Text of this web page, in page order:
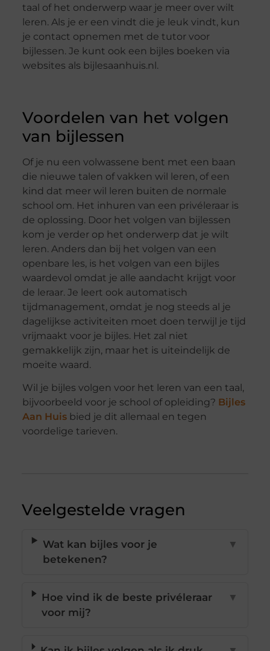
taal of het onderwerp waar je meer over wilt
leren. Als je er een vindt die je leuk vindt, kun
je contact opnemen met de tutor voor
bijlessen. Je kunt ook een bijles boeken via
websites als bijlesaanhuis.nl.
Voordelen van het volgen
van bijlessen
Of je nu een volwassene bent met een baan
die nieuwe talen of vakken wil leren, of een
kind dat meer wil leren buiten de normale
school om. Het inhuren van een privéleraar is
de oplossing. Door het volgen van bijlessen
kom je verder op het onderwerp dat je wilt
leren. Anders dan bij het volgen van een
openbare les, is het volgen van een bijles
waardevol omdat je alle aandacht krijgt voor
de leraar. Je leert ook automatisch
tijdmanagement, omdat je nog steeds al je
dagelijkse activiteiten moet doen terwijl je tijd
vrijmaakt voor je bijles. Het zal niet
gemakkelijk zijn, maar het is uiteindelijk de
moeite waard.
Wil je bijles volgen voor het leren van een taal,
bijvoorbeeld voor je school of opleiding? Bijles
Aan Huisbied je dit allemaal en tegen
voordelige tarieven.
Veelgestelde vragen
Wat kan bijles voor je
betekenen?
▼
Hoe vind ik de beste privéleraar
voor mij?
▼